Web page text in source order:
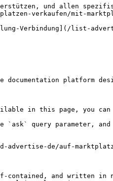
und allen
verkaufen/mit-
Verbindung](/list-
platform
in this page, you can
`ask` query parameter,
de/auf-
and written in